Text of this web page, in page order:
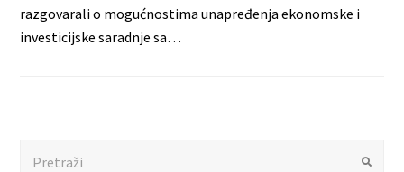
razgovarali o mogućnostima unapređenja ekonomske i
investicijske saradnje sa…
Submit